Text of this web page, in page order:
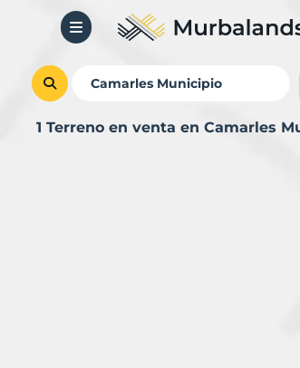
1 Terreno en venta en Camarles